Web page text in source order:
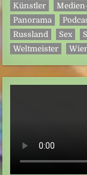
Künstler
Panorama
Russland
Sex
Weltmeister